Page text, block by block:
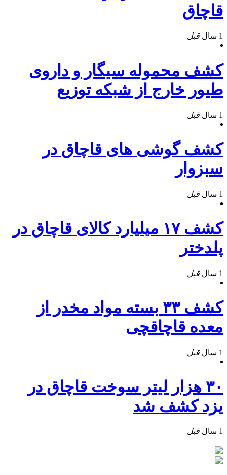
قاچاق
1 سال قبل
کشف محموله سيگار و داروی
طيور خارج از شبکه توزيع
1 سال قبل
کشف گوشی های قاچاق در
سبزوار
1 سال قبل
کشف ۱۷ ميليارد کالای قاچاق در
پلدختر
1 سال قبل
کشف ۳۳ بسته مواد مخدر از
معده قاچاقچی
1 سال قبل
۳۰ هزار ليتر سوخت قاچاق در
يزد کشف شد
1 سال قبل